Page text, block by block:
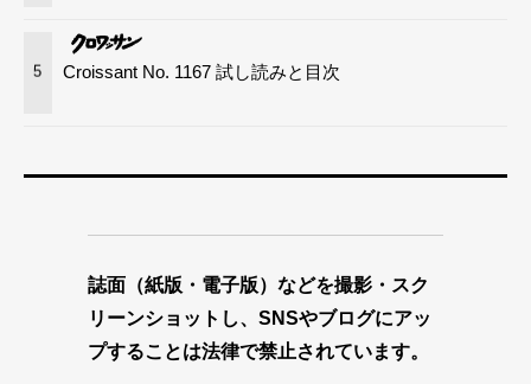
5 Croissant No. 1167 試し読みと目次
誌面（紙版・電子版）などを撮影・スク
リーンショットし、SNSやブログにアッ
プすることは法律で禁止されています。